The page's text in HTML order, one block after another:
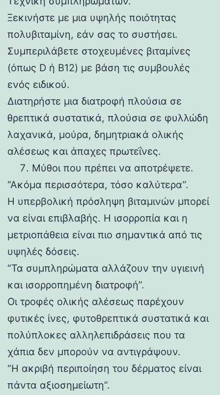
Ξεκινήστε με μια υψηλής ποιότητας
πολυβιταμίνη, εάν σας το συστήσει.
Συμπεριλάβετε στοχευμένες βιταμίνες
(όπως D ή B12) με βάση τις συμβουλές
ενός ειδικού.
Διατηρήστε μια διατροφή πλούσια σε
θρεπτικά συστατικά, πλούσια σε φυλλώδη
λαχανικά, μούρα, δημητριακά ολικής
αλέσεως και άπαχες πρωτεΐνες.
Μύθοι που πρέπει να αποτρέψετε.
“Ακόμα περισσότερα, τόσο καλύτερα”.
Η υπερβολική πρόσληψη βιταμινών μπορεί
να είναι επιβλαβής. Η ισορροπία και η
μετριοπάθεια είναι πιο σημαντικά από τις
υψηλές δόσεις.
“Τα συμπληρώματα αλλάζουν την υγιεινή
και ισορροπημένη διατροφή”.
Οι τροφές ολικής αλέσεως παρέχουν
φυτικές ίνες, φυτοθρεπτικά συστατικά και
πολύπλοκες αλληλεπιδράσεις που τα
χάπια δεν μπορούν να αντιγράψουν.
“Η ακριβή περιποίηση του δέρματος είναι
πάντα αξιοσημείωτη”.